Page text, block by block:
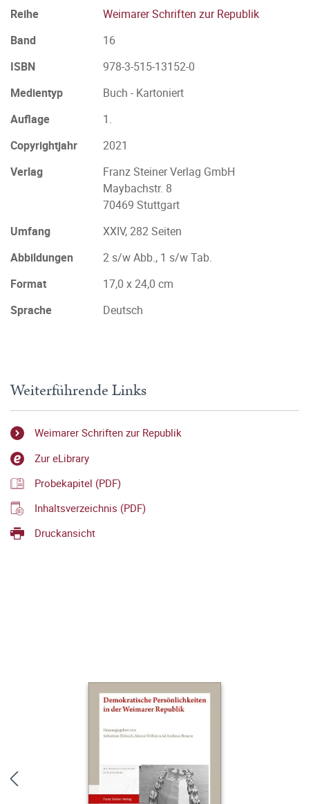
Reihe
Weimarer Schriften zur Republik
Band
16
ISBN
978-3-515-13152-0
Medientyp
Buch - Kartoniert
Auflage
1.
Copyrightjahr
2021
Verlag
Franz Steiner Verlag GmbH
Maybachstr. 8
70469 Stuttgart
Umfang
XXIV, 282 Seiten
Abbildungen
2 s/w Abb., 1 s/w Tab.
Format
17,0 x 24,0 cm
Sprache
Deutsch
Weiterführende Links
Weimarer Schriften zur Republik
Zur eLibrary
Probekapitel (PDF)
Inhaltsverzeichnis (PDF)
Druckansicht